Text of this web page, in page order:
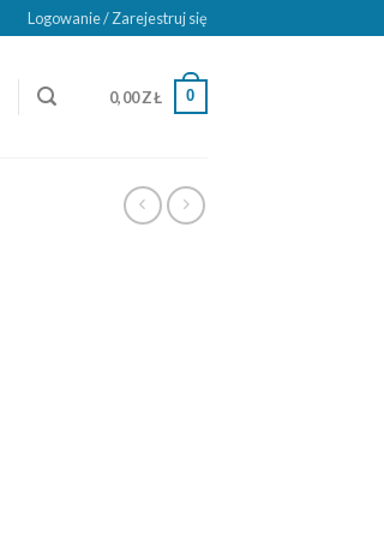
Logowanie / Zarejestruj się
0,00ZŁ 0